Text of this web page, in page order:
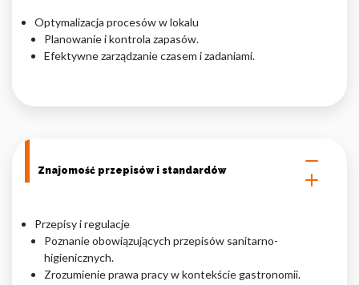
Optymalizacja procesów w lokalu
Planowanie i kontrola zapasów.
Efektywne zarządzanie czasem i zadaniami.
Znajomość przepisów i standardów
Przepisy i regulacje
Poznanie obowiązujących przepisów sanitarno-
higienicznych.
Zrozumienie prawa pracy w kontekście gastronomii.